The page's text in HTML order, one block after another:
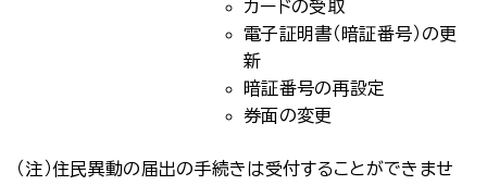
カードの受取
電子証明書（暗証番号）の更
新
暗証番号の再設定
券面の変更
（注）住民異動の届出の手続きは受付することができませ